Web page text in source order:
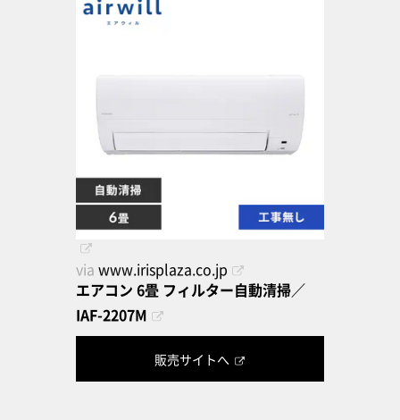
via www.irisplaza.co.jp
エアコン 6畳 フィルター自動清掃／
IAF-2207M
販売サイトへ